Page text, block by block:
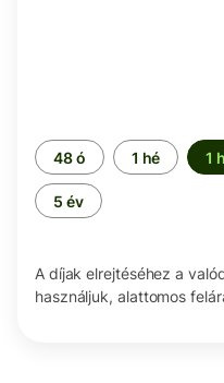
Időszak
48 ó 1 hé 1
5 év
A díjak elrejtéséhez a
használjuk, alattomos